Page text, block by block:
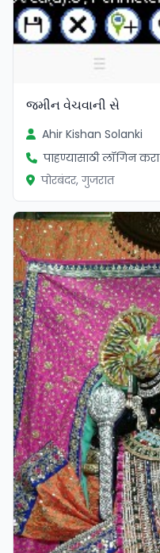
જમીન વેચવાની સે
Ahir Kishan Solanki
पाहण्यासाठी लॉगिन करा
पोरबंदर, गुजरात